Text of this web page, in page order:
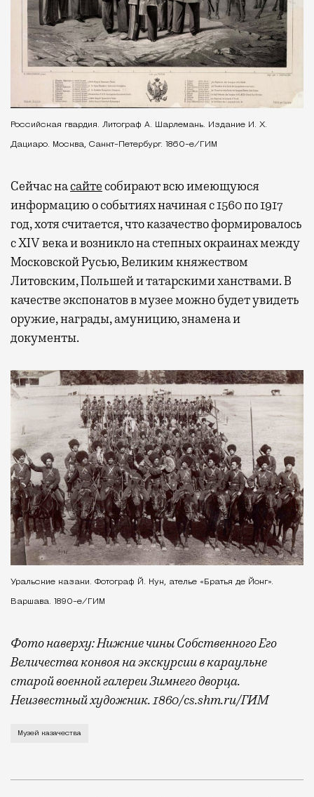
Российская гвардия. Литограф А. Шарлемань. Издание И. Х.
Дациаро. Москва, Санкт-Петербург. 1860-е/ГИМ
Сейчас насайтесобирают всю имеющуюся
информацию о событиях начиная с 1560 по 1917
год, хотя считается, что казачество формировалось
с ХIV века и возникло на степных окраинах между
Московской Русью, Великим княжеством
Литовским, Польшей и татарскими ханствами. В
качестве экспонатов в музее можно будет увидеть
оружие, награды, амуницию, знамена и
документы.
Уральские казаки. Фотограф Й. Кун, ателье «Братья де Йонг».
Варшава. 1890-е/ГИМ
Фото наверху: Нижние чины Собственного Его
Величества конвоя на экскурсии в караульне
старой военной галереи Зимнего дворца.
Неизвестный художник. 1860/cs.shm.ru/ГИМ
Причем музей казачества явно будет где-то в
Музей казачества